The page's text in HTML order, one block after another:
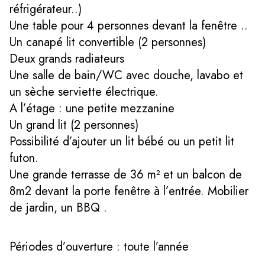
réfrigérateur..)
Une table pour 4 personnes devant la fenêtre ..
Un canapé lit convertible (2 personnes)
Deux grands radiateurs
Une salle de bain/WC avec douche, lavabo et
un sèche serviette électrique.
A l’étage : une petite mezzanine
Un grand lit (2 personnes)
Possibilité d’ajouter un lit bébé ou un petit lit
futon.
Une grande terrasse de 36 m² et un balcon de
8m2 devant la porte fenêtre à l’entrée. Mobilier
de jardin, un BBQ .
Périodes d’ouverture : toute l’année